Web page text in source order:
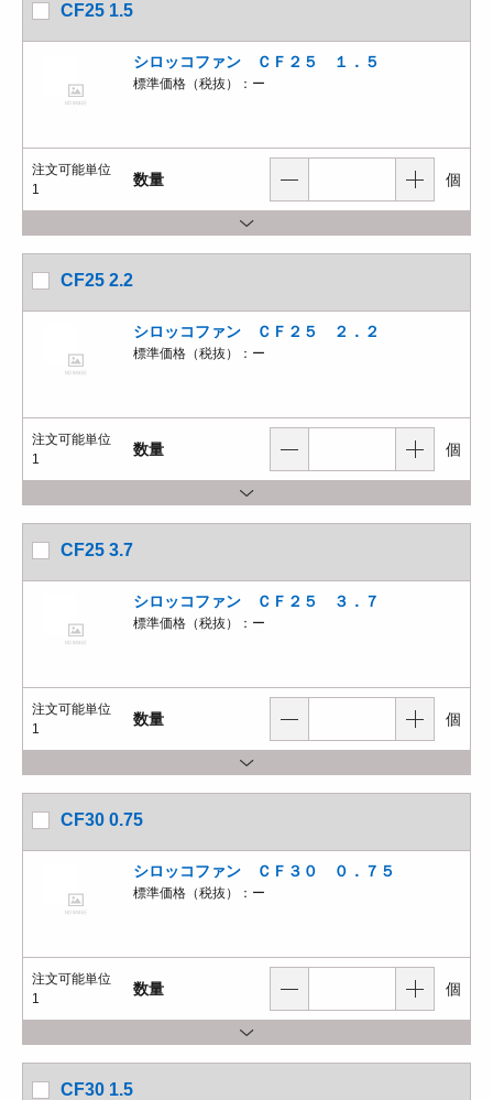
CF25 1.5
シロッコファン ＣＦ２５ １．５
標準価格（税抜）： ー
注文可能単位
1
数量 個
CF25 2.2
シロッコファン ＣＦ２５ ２．２
標準価格（税抜）： ー
注文可能単位
1
数量 個
CF25 3.7
シロッコファン ＣＦ２５ ３．７
標準価格（税抜）： ー
注文可能単位
1
数量 個
CF30 0.75
シロッコファン ＣＦ３０ ０．７５
標準価格（税抜）： ー
注文可能単位
1
数量 個
CF30 1.5